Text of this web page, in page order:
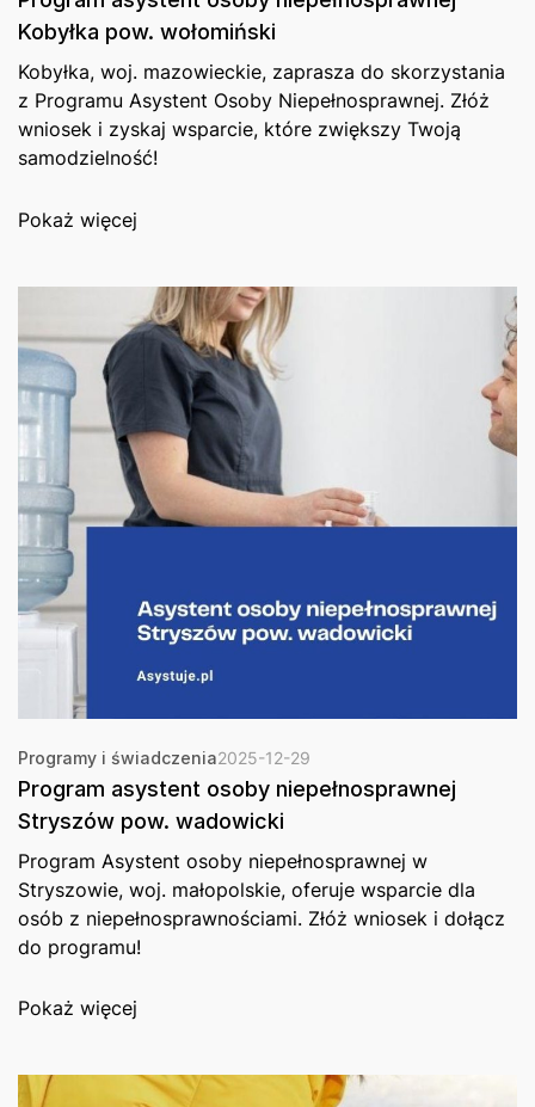
Kobyłka pow. wołomiński
Kobyłka, woj. mazowieckie, zaprasza do skorzystania
z Programu Asystent Osoby Niepełnosprawnej. Złóż
wniosek i zyskaj wsparcie, które zwiększy Twoją
samodzielność!
Pokaż więcej
Programy i świadczenia2025-12-29
Program asystent osoby niepełnosprawnej
Stryszów pow. wadowicki
Program Asystent osoby niepełnosprawnej w
Stryszowie, woj. małopolskie, oferuje wsparcie dla
osób z niepełnosprawnościami. Złóż wniosek i dołącz
do programu!
Pokaż więcej